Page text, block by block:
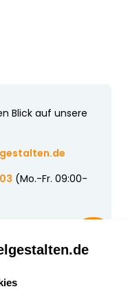
Blick auf unsere
(Mo.-Fr. 09:00-
uns